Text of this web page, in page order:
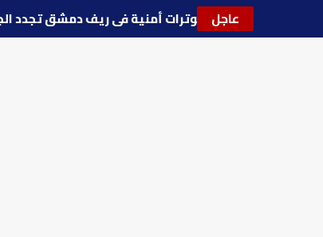
عاجل 🔵توترات أمنية في ريف دمشق